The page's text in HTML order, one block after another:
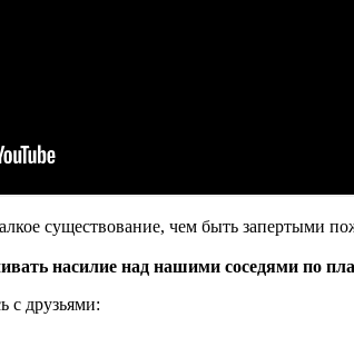
существование, чем быть запертыми
насилие над нашими соседями по
с друзьями: